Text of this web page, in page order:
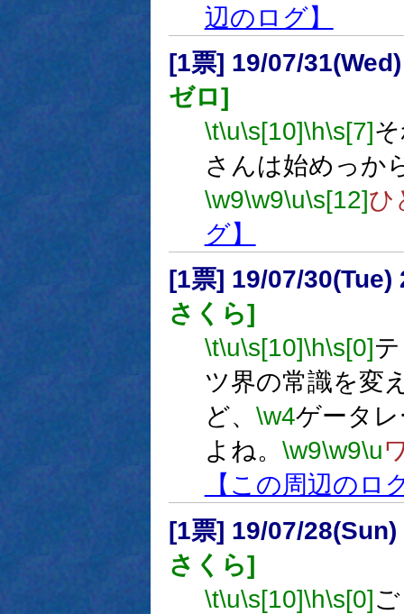
辺のログ】
[1票] 19/07/
ゼロ]
\t\u\s[10]\h\s[7]
さんは始めっか
\w9\w9\u\s[12]ひ
グ】
[1票] 19/07/30(Tue)
さくら]
\t\u\s[10]\h\s[0]
ツ界の常識を変
ど、 \w4ゲータ
よね。 \w9\w9\u
【この周辺のロ
[1票] 19/07/
さくら]
\t\u\s[10]\h\s[0]